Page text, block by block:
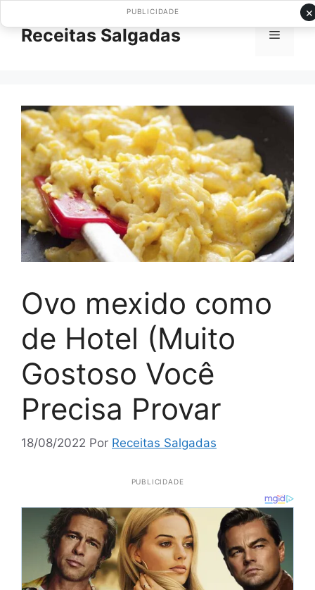
paraReceitas Salgadas Menu
Ovo mexido como
de Hotel (Muito
Gostoso Você
Precisa Provar
18/08/2022 Por Receitas Salgadas
PUBLICIDADE
×
PUBLICIDADE